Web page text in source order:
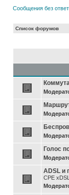
Сообщения без
Список форумов
Голос
ADSL и
CPE